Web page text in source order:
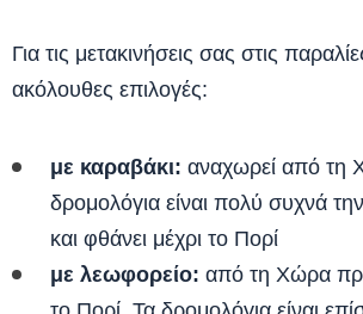
Για τις μετακινήσεις σας στις
ακόλουθες επιλογές:
με καραβάκι: αναχωρεί από τη
δρομολόγια είναι πολύ συχνά
και φθάνει μέχρι το Πορί
με λεωφορείο: από τη Χώρα